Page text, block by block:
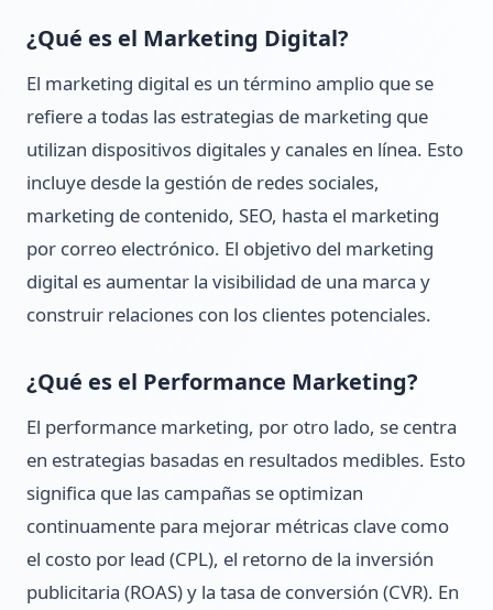
¿Qué es el Marketing Digital?
El marketing digital es un término amplio que se
refiere a todas las estrategias de marketing que
utilizan dispositivos digitales y canales en línea. Esto
incluye desde la gestión de redes sociales,
marketing de contenido, SEO, hasta el marketing
por correo electrónico. El objetivo del marketing
digital es aumentar la visibilidad de una marca y
construir relaciones con los clientes potenciales.
¿Qué es el Performance Marketing?
El performance marketing, por otro lado, se centra
en estrategias basadas en resultados medibles. Esto
significa que las campañas se optimizan
continuamente para mejorar métricas clave como
el costo por lead (CPL), el retorno de la inversión
publicitaria (ROAS) y la tasa de conversión (CVR). En